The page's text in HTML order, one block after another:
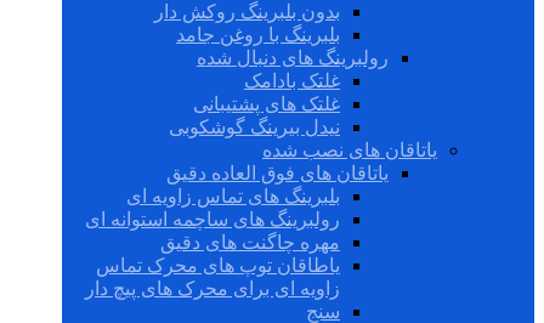
بدون بلبرینگ روکش دار
بلبرینگ با روغن جامد
رولبرینگ های دنبال شده
غلتک بادامک
غلتک های پشتیبانی
نیدل بیرینگ گوشکوبی
یاتاقان های نصب شده
یاتاقان های فوق العاده دقیق
بلبرینگ های تماس زاویه ای
رولبرینگ های ساچمه استوانه ای
مهره چاگنت های دقیق
یاطاقان توپ های محرک تماس
زاویه ای برای محرک های پیچ دار
سنج